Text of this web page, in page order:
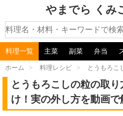
やまでら くみ
料理一覧 主菜 副菜 弁当
ホーム > 料理レシピ > とうもろこ
とうもろこしの粒の取
け！実の外し方を動画で